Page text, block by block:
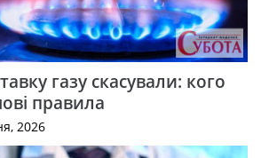
газу скасували: кого
правила
2026